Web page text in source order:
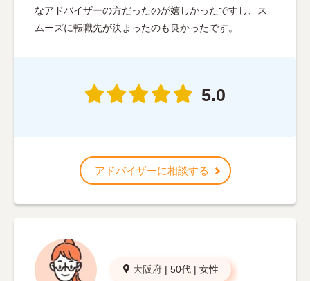
なアドバイザーの方だったのが嬉しかったですし、ス
ムーズに転職先が決まったのも良かったです。
5.0
アドバイザーに相談する
大阪府 | 50代 | 女性